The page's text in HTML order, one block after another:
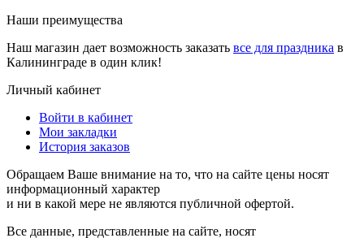
Наши преимущества
Наш магазин дает возможность заказать все для праздника в
Калининграде в один клик!
Личный кабинет
Войти в кабинет
Мои закладки
История заказов
Обращаем Ваше внимание на то, что на сайте цены носят
информационный характер
и ни в какой мере не являются публичной офертой.
Все данные, представленные на сайте, носят